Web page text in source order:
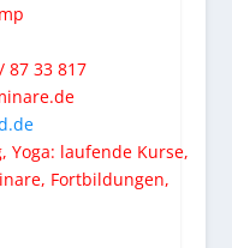
87 33 817
Yoga: laufende Kurse,
Fortbildungen,